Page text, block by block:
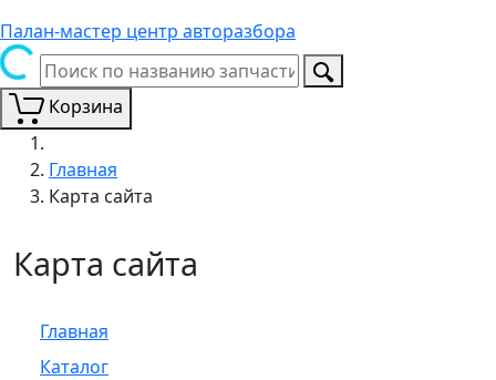
Палан-мастер центр авторазбора
Корзина
Главная
Карта сайта
Карта сайта
Главная
Каталог